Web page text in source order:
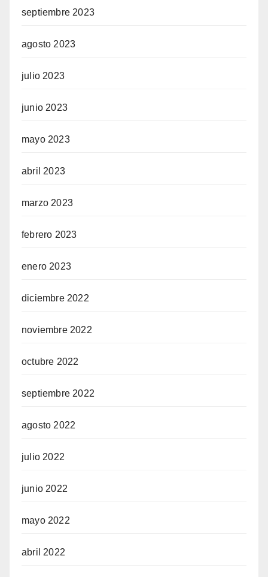
septiembre 2023
agosto 2023
julio 2023
junio 2023
mayo 2023
abril 2023
marzo 2023
febrero 2023
enero 2023
diciembre 2022
noviembre 2022
octubre 2022
septiembre 2022
agosto 2022
julio 2022
junio 2022
mayo 2022
abril 2022